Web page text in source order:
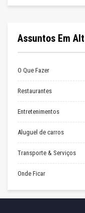
Assuntos Em
O Que Fazer
Restaurantes
Entretenimentos
Aluguel de carros
Transporte & Serviços
Onde Ficar